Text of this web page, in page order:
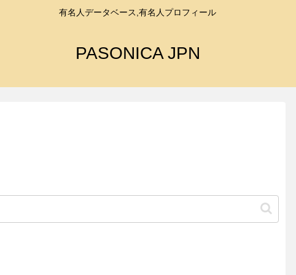
有名人データベース,有名人プロフィール
PASONICA JPN